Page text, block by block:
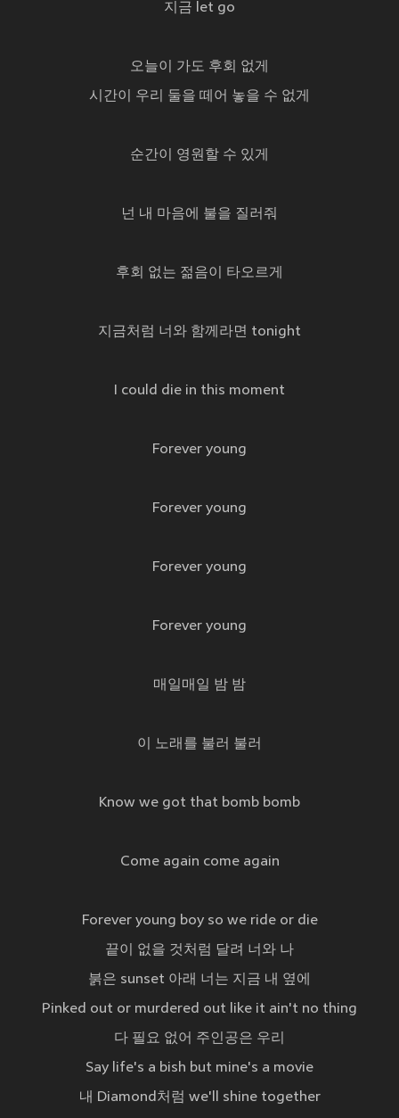
지금 let go
오늘이 가도 후회 없게
시간이 우리 둘을 떼어 놓을 수 없게
순간이 영원할 수 있게
넌 내 마음에 불을 질러줘
후회 없는 젊음이 타오르게
지금처럼 너와 함께라면 tonight
I could die in this moment
Forever young
Forever young
Forever young
Forever young
매일매일 밤 밤
이 노래를 불러 불러
Know we got that bomb bomb
Come again come again
Forever young boy so we ride or die
끝이 없을 것처럼 달려 너와 나
붉은 sunset 아래 너는 지금 내 옆에
Pinked out or murdered out like it ain't no thing
다 필요 없어 주인공은 우리
Say life's a bish but mine's a movie
내 Diamond처럼 we'll shine together